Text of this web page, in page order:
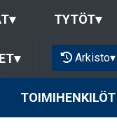
▾ TYTÖT▾
▾ Arkisto▾
TOIMIHENKILÖT